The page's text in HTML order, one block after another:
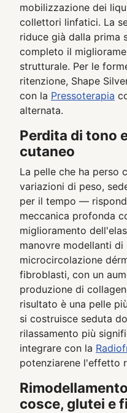
mobilizzazione dei
collettori linfatici. La
riduce già dalla prima
completo il
strutturale. Per le
ritenzione, Shape
con la Pressoterapia
alternata.
Perdita di tono
cutaneo
La pelle che ha
variazioni di peso,
per il tempo —
meccanica profonda
miglioramento
manovre modellanti
microcircolazione
fibroblasti, con un
produzione di
risultato è una pelle
si costruisce seduta
rilassamento più
integrare con la
potenziarene l'effetto
cosce, glutei e